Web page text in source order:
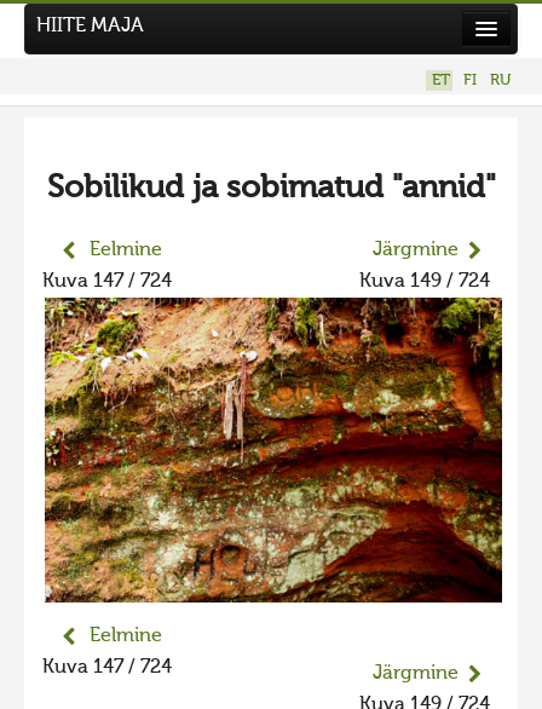
Uudised
Tegutse
Kuvavõistlused
UUS KUVAVÕISTLUS
Hiite kuvavõistlus 2026
VANEMAD KUVAVÕISTLUSED
Hiite kuvavõistlus 2025
Hiite kuvavõistlus 2025 lisa
Liikuvad kuvad 2025
HIITE MAJA
ET FI RU
Sobilikud ja sobimatud "annid"
Eelmine
Kuva 147 / 724
Järgmine
Kuva 149 / 724
Eelmine
Kuva 147 / 724
Järgmine
Kuva 149 / 724